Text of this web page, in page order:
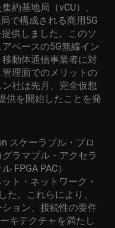
約基地局（vCU）、
で構成される商用5G
供しました。このソ
ベースの5G無線イン
動体通信事業者に対
理面でのメリットの
社は先月、完全仮想
供を開始したことを発
スケーラブル・プロ
ラマブル・アクセラ
FPGA PAC）
ト・ネットワーク・
た。これらにより、
ョン、接続性の要件
キテクチャを満たし